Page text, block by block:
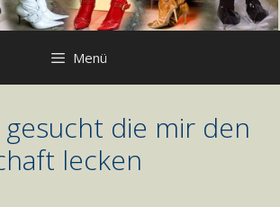
Menü
die mir den
lecken